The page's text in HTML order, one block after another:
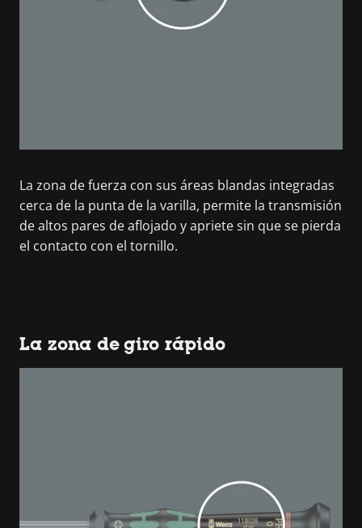
La zona de fuerza con sus áreas blandas integradas
cerca de la punta de la varilla, permite la transmisión
de altos pares de aflojado y apriete sin que se pierda
el contacto con el tornillo.
La zona de giro rápido